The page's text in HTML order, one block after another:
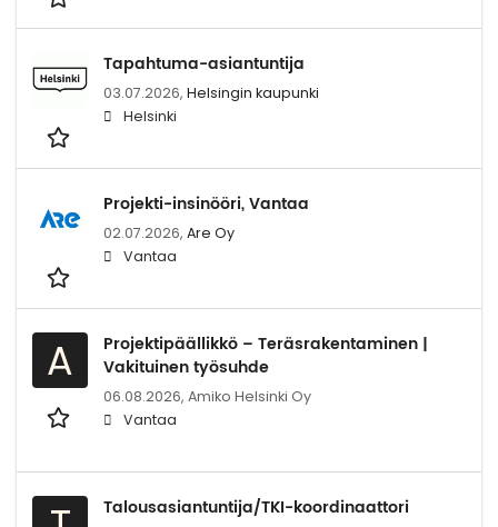
Tapahtuma-asiantuntija
03.07.2026, Helsingin kaupunki
Helsinki
Projekti-insinööri, Vantaa
02.07.2026, Are Oy
Vantaa
A
Projektipäällikkö – Teräsrakentaminen |
Vakituinen työsuhde
06.08.2026, Amiko Helsinki Oy
Vantaa
Talousasiantuntija/TKI-koordinaattori